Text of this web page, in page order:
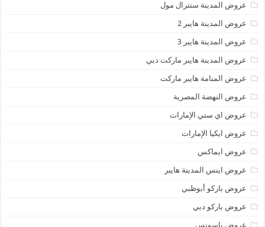
عروض المدينة سنترال مول
عروض المدينة هايبر 2
عروض المدينة هايبر 3
عروض المدينة هايبر ماركت دبي
عروض المنامة هايبر ماركت
عروض النهضة المصرية
عروض اي ستي الإمارات
عروض ايكيا الإمارات
عروض ايماكس
عروض اينس المدينة هايبر
عروض باركو أبوظبي
عروض باركو دبي
عروض باسونس